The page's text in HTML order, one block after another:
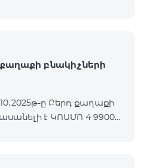
համար, 12 ամիս
Անվանում
9900
բնակիչների
ը Բերդ քաղաքի
է ԿՈՍՄՈ 4 9900